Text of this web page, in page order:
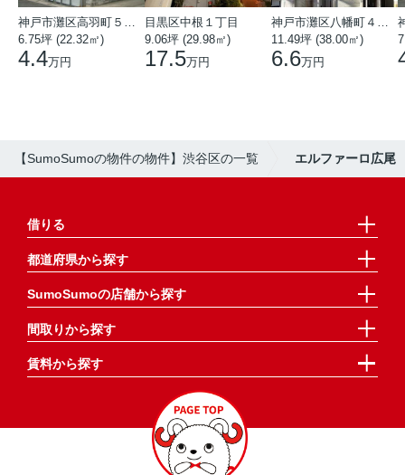
6.75坪 (22.32㎡)
4.4万円
目黒区中根１丁目
9.06坪 (29.98㎡)
17.5万円
11.49坪 (38.00㎡)
6.6万円
【SumoSumoの物件の物件】渋谷区の一覧 エルファーロ広尾
借りる
都道府県から探す
SumoSumoの店舗から探す
間取りから探す
賃料から探す